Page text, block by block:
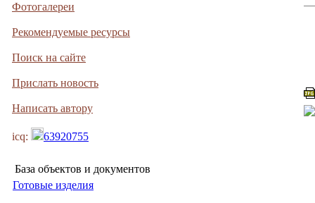
Фотогалереи
Рекомендуемые ресурсы
Поиск на сайте
Прислать новость
Написать автору
icq: 63920755
База объектов и документов
Готовые изделия